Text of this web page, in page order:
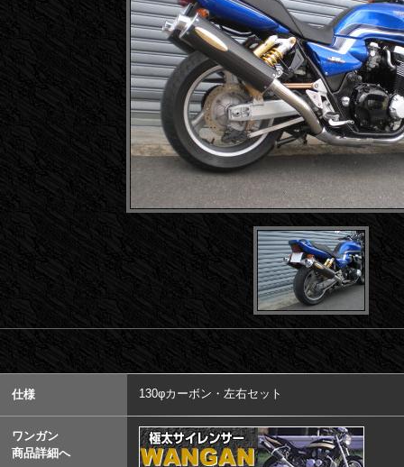
仕様 130φカーボン・左右セット
ワンガン
商品詳細へ